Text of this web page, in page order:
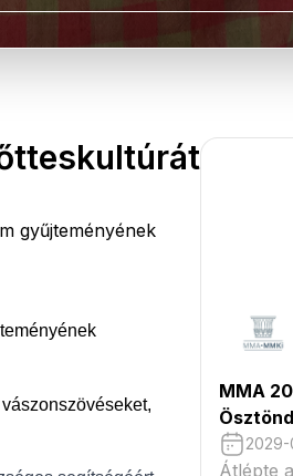
gyűjteményének
MMA
2029-
Átlépte